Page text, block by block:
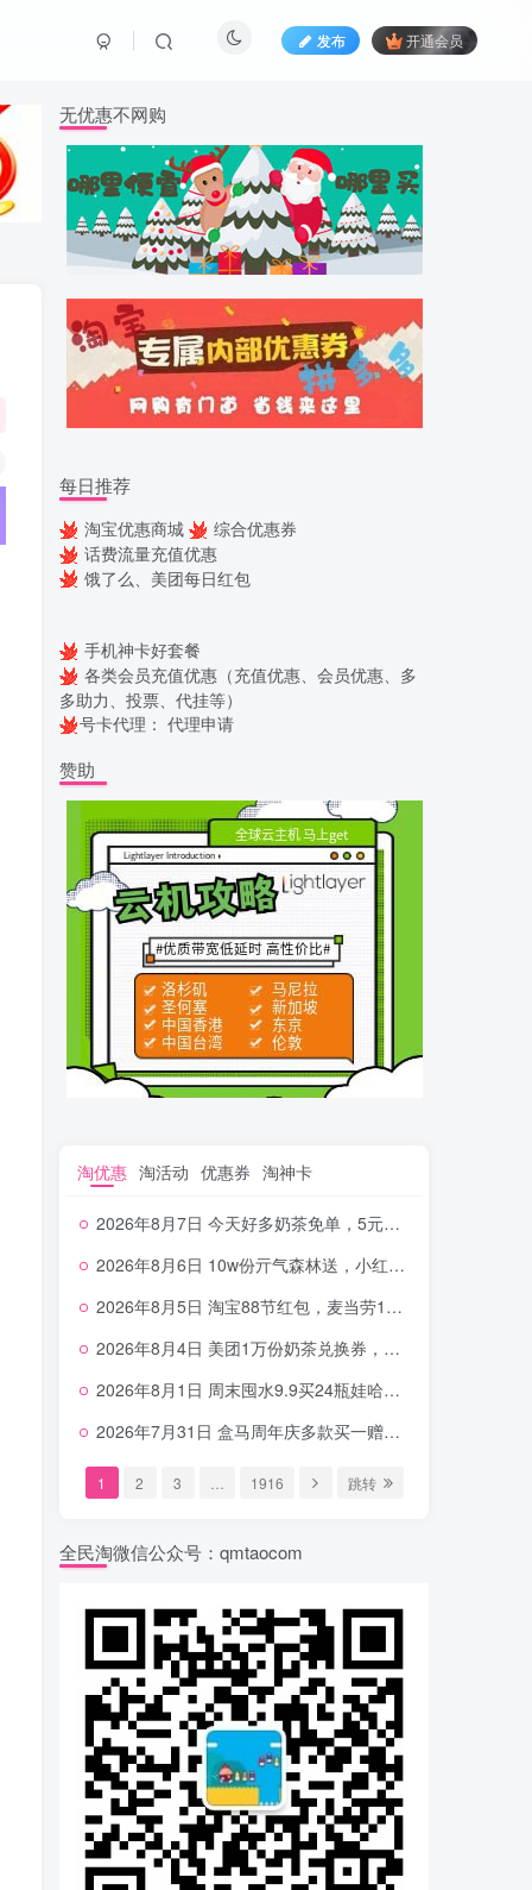
发布 开通会员
无优惠不网购
每日推荐
淘宝优惠商城
综合优惠券
话费流量充值优惠
饿了么、美团每日红包
手机神卡好套餐
各类会员充值优惠（充值优惠、会员优惠、多
多助力、投票、代挂等）
号卡代理： 代理申请
赞助
淘优惠 淘活动 优惠券 淘神卡
2026年8月7日 今天好多奶茶免单，5元农行省钱卡，京东抢0.01沪上，邮储5.88元等
2026年8月6日 10w份亓气森林送，小红书12元无门槛，中行电费30-10，0元柠檬水+0撸汉堡等
2026年8月5日 淘宝88节红包，麦当劳150万份柠檬水，三万份瑞幸免单，霸王9万份0.01券等
2026年8月4日 美团1万份奶茶兑换券，农行5E卡，中行支付超给利，美团领18个冰激凌，小米每天领2-6元等等
2026年8月1日 周末囤水9.9买24瓶娃哈哈，建行100元京东券，移动5元话费，麦当劳甜筒，交行立减金等
2026年7月31日 盒马周年庆多款买一赠一，饿了么拆红包，建行30立减金，农行领10元刷卡金等
1 2 3 1916 跳转
全民淘微信公众号：qmtaocom